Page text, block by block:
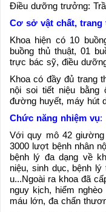
Điều dưỡng trưởng:
Cơ sở vật chất, trang
Khoa hiện có 10
buồng thủ thuật, 01
trực bác sỹ, điều
Khoa có đầy đủ trang
nội soi tiết niệu bằng
đường huyết, máy hút
Chức năng nhiệm vụ:
Với quy mô 42 giường
3000 lượt bệnh nhân
bệnh lý đa dạng về
niệu, sinh dục, bệnh
u...Ngoài ra khoa đã
nguy kịch, hiểm
máu lớn, đa chấn